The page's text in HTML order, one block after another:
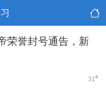
荣誉封号通告，新
31#